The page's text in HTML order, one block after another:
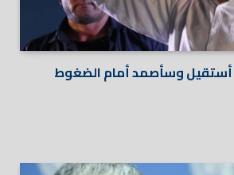
أستقيل وسأصمد أمام الضغوط